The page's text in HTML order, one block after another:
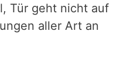
Tür geht nicht auf
aller Art an